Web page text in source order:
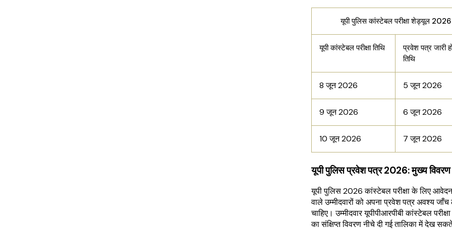
यूपी पुलिस कांस्टेबल परीक्षा शेड्यूल 2026
यूपी कांस्टेबल परीक्षा तिथि
प्रवेश पत्र जारी
तिथि
8 जून 2026 5 जून 2026
9 जून 2026 6 जून 2026
10 जून 2026 7 जून 2026
यूपी पुलिस प्रवेश पत्र 2026: मुख्य विवरण
यूपी पुलिस 2026 कांस्टेबल परीक्षा के लिए
वाले उम्मीदवारों को अपना प्रवेश पत्र अवश्य जाँच
चाहिए। उम्मीदवार यूपीपीआरपीबी कांस्टेबल
का संक्षिप्त विवरण नीचे दी गई तालिका में देख